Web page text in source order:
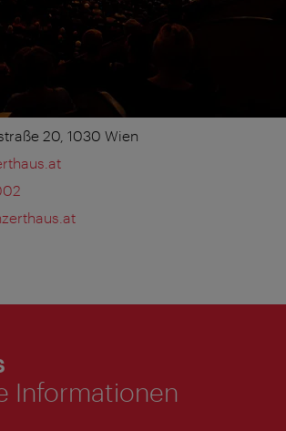
20, 1030 Wien
Informationen